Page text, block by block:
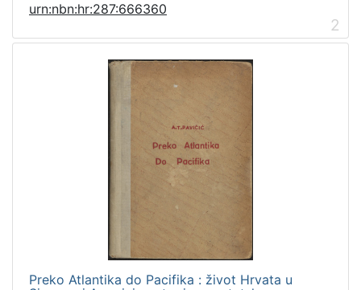
urn:nbn:hr:287:666360
2
Preko Atlantika do Pacifika : život Hrvata u